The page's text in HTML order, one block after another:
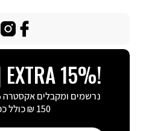
EXTRA 15%!
150 ₪ כולל כפל הנחות